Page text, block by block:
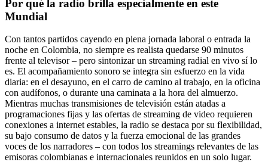
Por qué la radio brilla especialmente en este
Mundial
Con tantos partidos cayendo en plena jornada laboral o entrada la
noche en Colombia, no siempre es realista quedarse 90 minutos
frente al televisor – pero sintonizar un streaming radial en vivo sí lo
es. El acompañamiento sonoro se integra sin esfuerzo en la vida
diaria: en el desayuno, en el carro de camino al trabajo, en la oficina
con audífonos, o durante una caminata a la hora del almuerzo.
Mientras muchas transmisiones de televisión están atadas a
programaciones fijas y las ofertas de streaming de video requieren
conexiones a internet estables, la radio se destaca por su flexibilidad,
su bajo consumo de datos y la fuerza emocional de las grandes
voces de los narradores – con todos los streamings relevantes de las
emisoras colombianas e internacionales reunidos en un solo lugar.